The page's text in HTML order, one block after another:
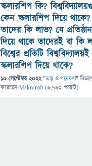
স্কলারশিপ কি?
কেন স্কলারশিপ দিয়ে
তাদের কি লাভ? যে
দিয়ে থাকে তাদেরই বা কি
বিশ্বের প্রতিটি
স্কলারশিপ দিয়ে থাকে?
10 সেপ্টেম্বর 2022 "তত্ত্ব ও গবেষণা"
করেছেনMsknirob (6,760 পয়েন্ট)